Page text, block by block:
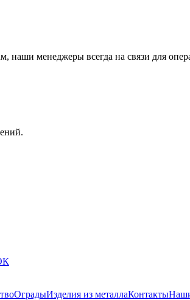
наши менеджеры всегда на связи для
ОградыИзделия из металлаКонтакты